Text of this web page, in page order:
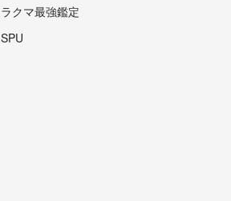
ラクマ最強鑑定
SPU